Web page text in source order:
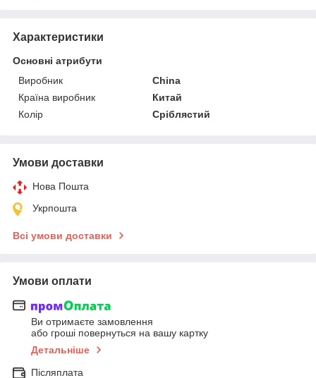
Характеристики
Основні атрибути
Виробник
China
Країна виробник
Китай
Колір
Сріблястий
Умови доставки
Нова Пошта
Укрпошта
Всі умови доставки
Умови оплати
Ви отримаєте замовлення
або гроші повернуться на вашу картку
Детальніше
Післяплата